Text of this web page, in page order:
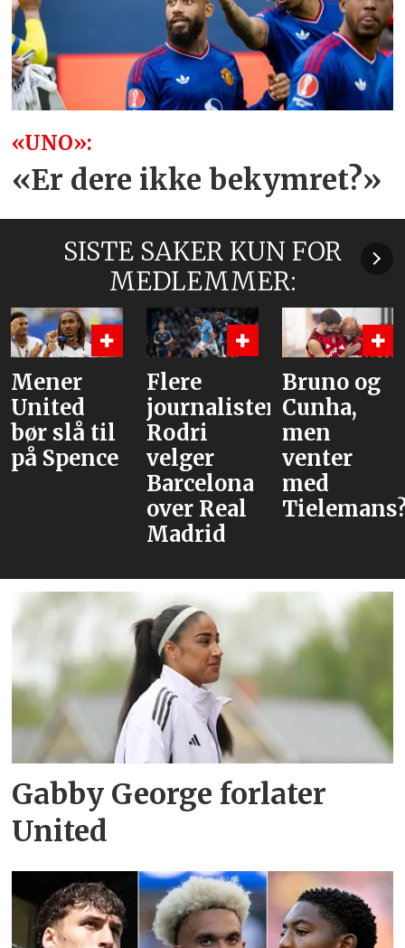
«UNO»:
«Er dere ikke bekymret?»
SISTE SAKER KUN FOR
MEDLEMMER:
Flere
journalister:
Rodri
velger
Bruno og
Cunha,
men
venter
med
Tielemans?
Hva er
Gabby George forlater
United